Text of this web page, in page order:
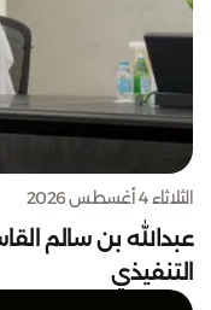
الثلاثاء 4 أغسطس 2026
عبدالله بن سالم
التنفيذي